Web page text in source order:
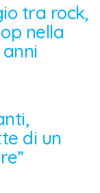
tra rock,
nella
di un